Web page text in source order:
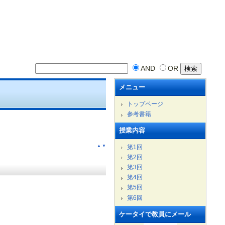
AND OR
▲ ▼
メニュー
トップページ
参考書籍
授業内容
第1回
第2回
第3回
第4回
第5回
第6回
ケータイで教員にメール